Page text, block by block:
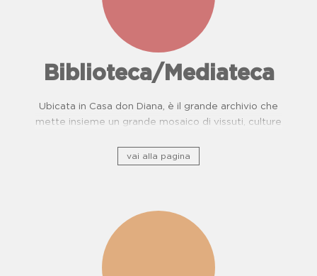
Biblioteca/Mediateca
Ubicata in Casa don Diana, è il grande archivio che
mette insieme un grande mosaico di vissuti, culture
vai alla pagina